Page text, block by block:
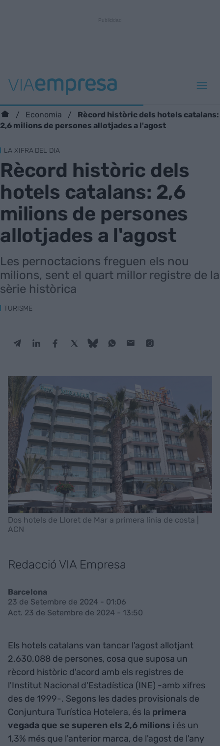
Economia
Rècord històric dels hotels catalans:
2,6 milions de persones allotjades a l'agost
LA XIFRA DEL DIA
Rècord històric dels
hotels catalans: 2,6
milions de persones
allotjades a l'agost
Les pernoctacions freguen els nou
milions, sent el quart millor registre de la
sèrie històrica
TURISME
Dos hotels de Lloret de Mar a primera línia de costa |
ACN
Redacció VIA Empresa
Barcelona
23 de Setembre de 2024 - 01:06
Act. 23 de Setembre de 2024 - 13:50
Els hotels catalans van tancar l'agost allotjant
2.630.088 de persones, cosa que suposa un
rècord històric d'acord amb els registres de
l'Institut Nacional d'Estadística (INE) -amb xifres
des de 1999-. Segons les dades provisionals de
Conjuntura Turística Hotelera, és la primera
vegada que se superen els 2,6 milions i és un
1,3% més que l'anterior marca, de l'agost de l'any